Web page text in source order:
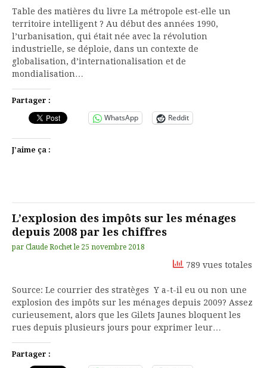
Table des matières du livre La métropole est-elle un
territoire intelligent ? Au début des années 1990,
l’urbanisation, qui était née avec la révolution
industrielle, se déploie, dans un contexte de
globalisation, d’internationalisation et de
mondialisation…
Partager :
WhatsApp Reddit
J’aime ça :
L’explosion des impôts sur les ménages
depuis 2008 par les chiffres
par Claude Rochet le 25 novembre 2018
789 vues totales
Source: Le courrier des stratèges Y a-t-il eu ou non une
explosion des impôts sur les ménages depuis 2009? Assez
curieusement, alors que les Gilets Jaunes bloquent les
rues depuis plusieurs jours pour exprimer leur…
Partager :